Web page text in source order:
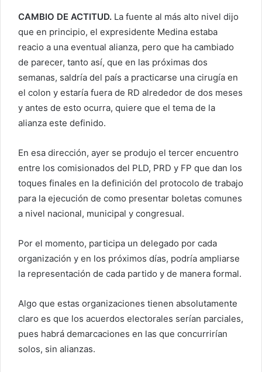
CAMBIO DE ACTITUD. La fuente al más alto nivel dijo
que en principio, el expresidente Medina estaba
reacio a una eventual alianza, pero que ha cambiado
de parecer, tanto así, que en las próximas dos
semanas, saldría del país a practicarse una cirugía en
el colon y estaría fuera de RD alrededor de dos meses
y antes de esto ocurra, quiere que el tema de la
alianza este definido.
En esa dirección, ayer se produjo el tercer encuentro
entre los comisionados del PLD, PRD y FP que dan los
toques finales en la definición del protocolo de trabajo
para la ejecución de como presentar boletas comunes
a nivel nacional, municipal y congresual.
Por el momento, participa un delegado por cada
organización y en los próximos días, podría ampliarse
la representación de cada partido y de manera formal.
Algo que estas organizaciones tienen absolutamente
claro es que los acuerdos electorales serían parciales,
pues habrá demarcaciones en las que concurrirían
solos, sin alianzas.